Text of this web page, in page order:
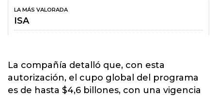
La compañía detalló que, con esta
autorización, el cupo global del programa
es de hasta $4,6 billones, con una vigencia